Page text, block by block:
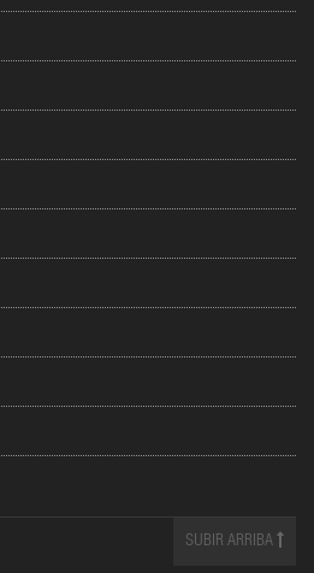
SUBIR ARRIBA